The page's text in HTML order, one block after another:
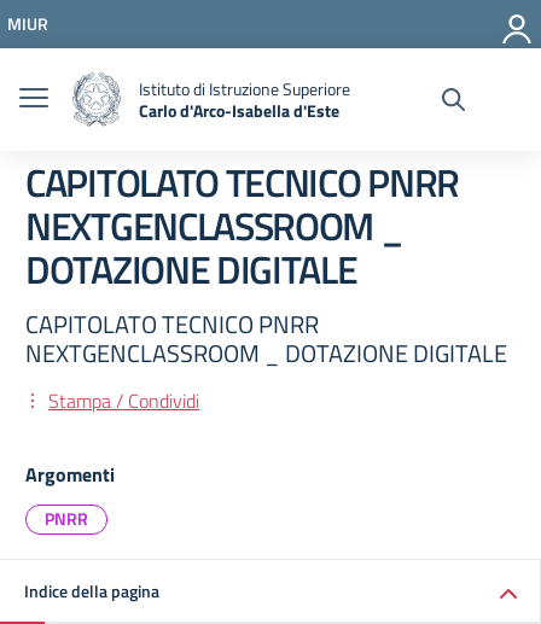
Vai al menu di navigazione
Vai al footer
MIUR
Istituto di Istruzione Superiore
Carlo d'Arco-Isabella d'Este
CAPITOLATO TECNICO PNRR
NEXTGENCLASSROOM _
DOTAZIONE DIGITALE
CAPITOLATO TECNICO PNRR
NEXTGENCLASSROOM _ DOTAZIONE DIGITALE
Stampa / Condividi
Argomenti
PNRR
Indice della pagina